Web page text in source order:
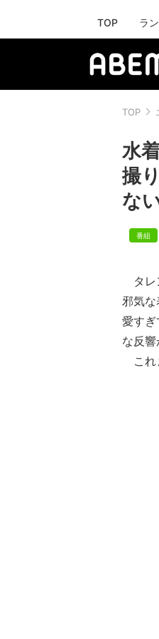
TOP ラ
TOP
水
撮
ない
タレ
邪気
愛すぎ
な反響
これ
ませ
決め